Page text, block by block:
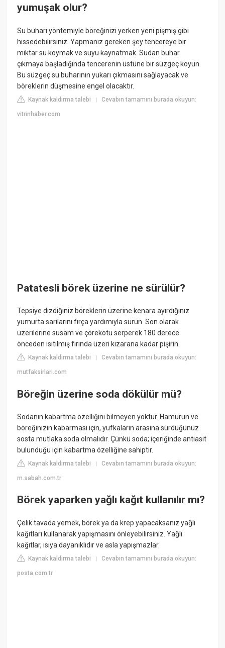
yumuşak olur?
Su buharı yöntemiyle böreğinizi yerken yeni pişmiş gibi
hissedebilirsiniz. Yapmanız gereken şey tencereye bir
miktar su koymak ve suyu kaynatmak. Sudan buhar
çıkmaya başladığında tencerenin üstüne bir süzgeç koyun.
Bu süzgeç su buharının yukarı çıkmasını sağlayacak ve
böreklerin düşmesine engel olacaktır.
Kaynak kaldırma talebi |Cevabın tamamını burada okuyun:
vitrinhaber.com
Patatesli börek üzerine ne sürülür?
Tepsiye dizdiğiniz böreklerin üzerine kenara ayırdığınız
yumurta sarılarını fırça yardımıyla sürün. Son olarak
üzerilerine susam ve çörekotu serperek 180 derece
önceden ısıtılmış fırında üzeri kızarana kadar pişirin.
Kaynak kaldırma talebi |Cevabın tamamını burada okuyun:
mutfaksirlari.com
Böreğin üzerine soda dökülür mü?
Sodanın kabartma özelliğini bilmeyen yoktur. Hamurun ve
böreğinizin kabarması için, yufkaların arasına sürdüğünüz
sosta mutlaka soda olmalıdır. Çünkü soda; içeriğinde antiasit
bulunduğu için kabartma özelliğine sahiptir.
Kaynak kaldırma talebi |Cevabın tamamını burada okuyun:
m.sabah.com.tr
Börek yaparken yağlı kağıt kullanılır mı?
Çelik tavada yemek, börek ya da krep yapacaksanız yağlı
kağıtları kullanarak yapışmasını önleyebilirsiniz. Yağlı
kağıtlar, ısıya dayanıklıdır ve asla yapışmazlar.
Kaynak kaldırma talebi |Cevabın tamamını burada okuyun:
posta.com.tr